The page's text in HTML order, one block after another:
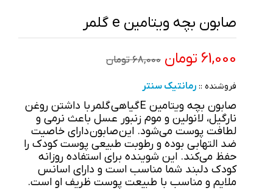
صابون بچه ویتامین e گلمر
61,000 تومان
68,000 تومان
فروشنده :: رمانتیک سنتر
صابون بچه ویتامین E گیاهی گلمر با داشتن روغن
نارگیل، لانولین و موم زنبور عسل باعث نرمی و
لطافت پوست می‌شود. این صابون دارای خاصیت
ضد التهابی بوده و رطوبت طبیعی پوست کودک را
حفظ می‌کند. این شوینده برای استفاده روزانه
کودک دلبند شما مناسب است و دارای اسانس
ملایم و مناسب با طبیعت پوست ظریف او است.